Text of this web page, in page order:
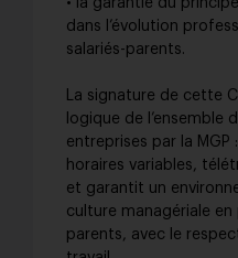
dans l’évolution
salariés-parents.
La signature de cette
logique de l’ensemble
entreprises par la
horaires variables,
et garantit un
culture managériale en
parents, avec le